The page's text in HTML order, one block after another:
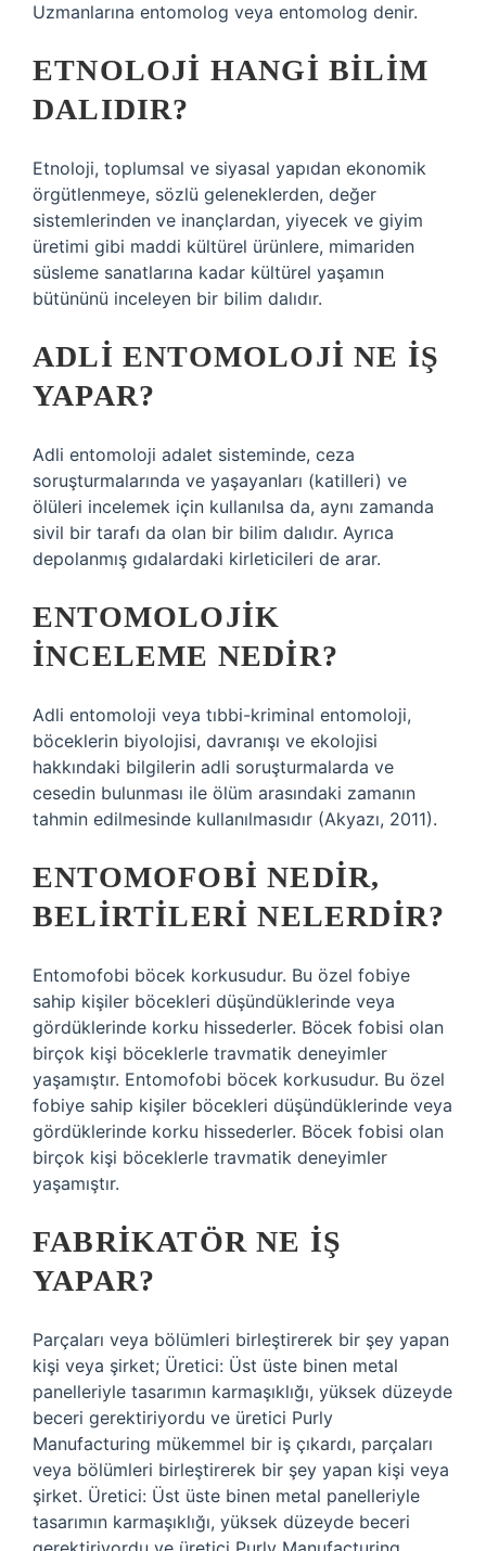
Uzmanlarına entomolog veya entomolog denir.
ETNOLOJI HANGI BILIM
DALIDIR?
Etnoloji, toplumsal ve siyasal yapıdan ekonomik
örgütlenmeye, sözlü geleneklerden, değer
sistemlerinden ve inançlardan, yiyecek ve giyim
üretimi gibi maddi kültürel ürünlere, mimariden
süsleme sanatlarına kadar kültürel yaşamın
bütününü inceleyen bir bilim dalıdır.
ADLI ENTOMOLOJI NE IŞ
YAPAR?
Adli entomoloji adalet sisteminde, ceza
soruşturmalarında ve yaşayanları (katilleri) ve
ölüleri incelemek için kullanılsa da, aynı zamanda
sivil bir tarafı da olan bir bilim dalıdır. Ayrıca
depolanmış gıdalardaki kirleticileri de arar.
ENTOMOLOJIK
INCELEME NEDIR?
Adli entomoloji veya tıbbi-kriminal entomoloji,
böceklerin biyolojisi, davranışı ve ekolojisi
hakkındaki bilgilerin adli soruşturmalarda ve
cesedin bulunması ile ölüm arasındaki zamanın
tahmin edilmesinde kullanılmasıdır (Akyazı, 2011).
ENTOMOFOBI NEDIR,
BELIRTILERI NELERDIR?
Entomofobi böcek korkusudur. Bu özel fobiye
sahip kişiler böcekleri düşündüklerinde veya
gördüklerinde korku hissederler. Böcek fobisi olan
birçok kişi böceklerle travmatik deneyimler
yaşamıştır. Entomofobi böcek korkusudur. Bu özel
fobiye sahip kişiler böcekleri düşündüklerinde veya
gördüklerinde korku hissederler. Böcek fobisi olan
birçok kişi böceklerle travmatik deneyimler
yaşamıştır.
FABRIKATÖR NE IŞ
YAPAR?
Parçaları veya bölümleri birleştirerek bir şey yapan
kişi veya şirket; Üretici: Üst üste binen metal
panelleriyle tasarımın karmaşıklığı, yüksek düzeyde
beceri gerektiriyordu ve üretici Purly
Manufacturing mükemmel bir iş çıkardı, parçaları
veya bölümleri birleştirerek bir şey yapan kişi veya
şirket. Üretici: Üst üste binen metal panelleriyle
tasarımın karmaşıklığı, yüksek düzeyde beceri